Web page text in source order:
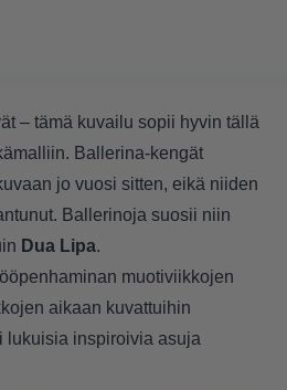
– tämä kuvailu sopii hyvin tällä
Ballerina-kengät
jo vuosi sitten, eikä niiden
Ballerinoja suosii niin
Dua Lipa.
muotiviikkojen
aikaan kuvattuihin
lukuisia inspiroivia asuja